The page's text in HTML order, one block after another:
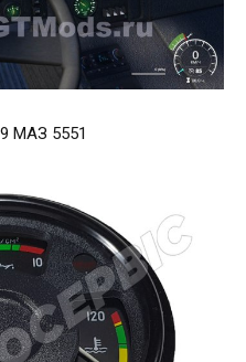
МАЗ 5551